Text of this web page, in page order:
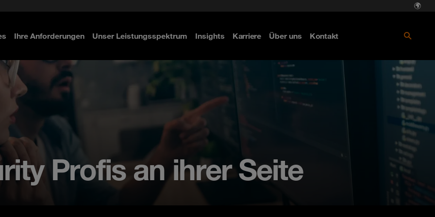
Ihre Anforderungen
Access Management
Unser Leistungsspektrum Insights Karriere Über uns Kontakt
Profis an ihrer Seite